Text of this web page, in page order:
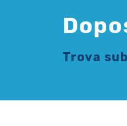
Trova